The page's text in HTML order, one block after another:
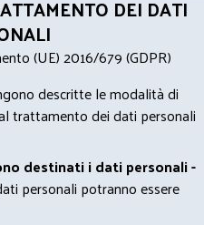
DEI DATI
(UE) 2016/679 (GDPR)
descritte le modalità di
trattamento dei dati personali
destinati i dati personali -
personali potranno essere